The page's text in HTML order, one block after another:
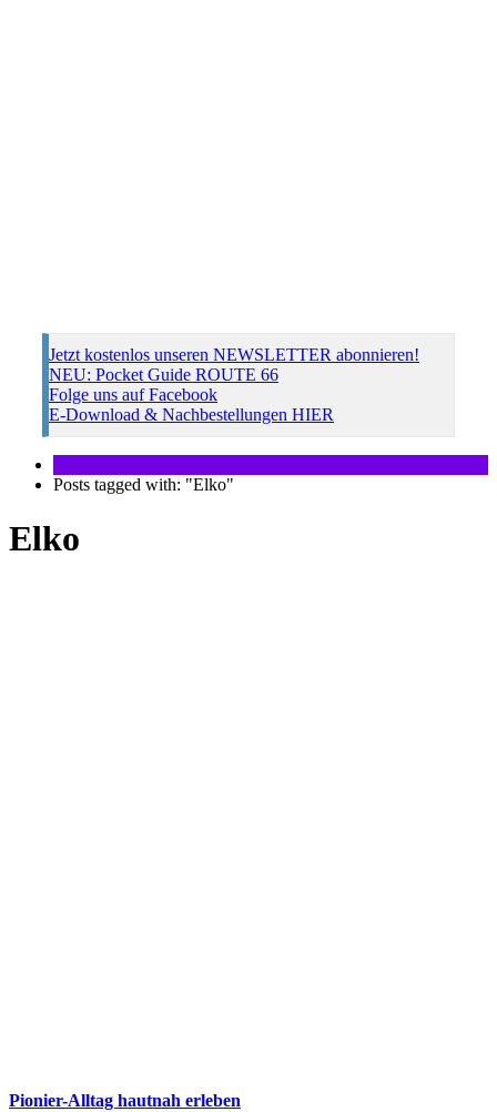
Jetzt kostenlos unseren NEWSLETTER abonnieren!
NEU: Pocket Guide ROUTE 66
Folge uns auf Facebook
E-Download & Nachbestellungen HIER
Posts tagged with: "Elko"
Elko
Pionier-Alltag hautnah erleben